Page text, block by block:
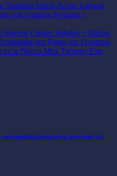
También Sufrió Acoso Laboral
con Guitarra Peruana y
Nuevos Crepes Salados y Dulces
por Piano Sin Fronteras
la Nueva Miss Turismo Este
recomendaciones para prevenir las